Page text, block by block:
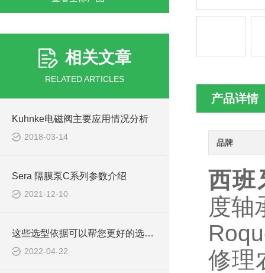
相关文章
RELATED ARTICLES
Kuhnke电磁阀主要应用情况分析
2018-03-14
Sera 隔膜泵C系列参数介绍
2021-12-10
这些选型依据可以帮您更好的选择Parker电磁阀
2022-04-22
产品详情
品牌
西班
度轴
修理